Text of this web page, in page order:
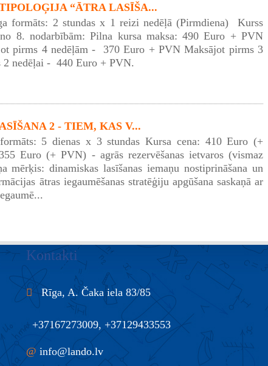
“ĀTRA LASĪŠA...
formāts: 2 stundas x 1 reizi nedēļā (Pirmdiena) Kurss
8. nodarbībām: Pilna kursa maksa: 490 Euro + PVN
pirms 4 nedēļām - 370 Euro + PVN Maksājot pirms 3
nedēļai - 440 Euro + PVN.
2 - TIEM, KAS V...
5 dienas x 3 stundas Kursa cena: 410 Euro (+
Euro (+ PVN) - agrās rezervēšanas ietvaros (vismaz
mērķis: dinamiskas lasīšanas iemaņu nostiprināšana un
ātras iegaumēšanas stratēģiju apgūšana saskaņā ar
Kontakti
Rīga, A. Čaka iela 83/85
+37167273009, +37129433553
@ info@lando.lv